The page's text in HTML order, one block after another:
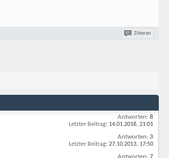
Zitieren
Antworten: 8
Letzter Beitrag: 14.01.2016, 21:01
Antworten: 3
Letzter Beitrag: 27.10.2013, 17:50